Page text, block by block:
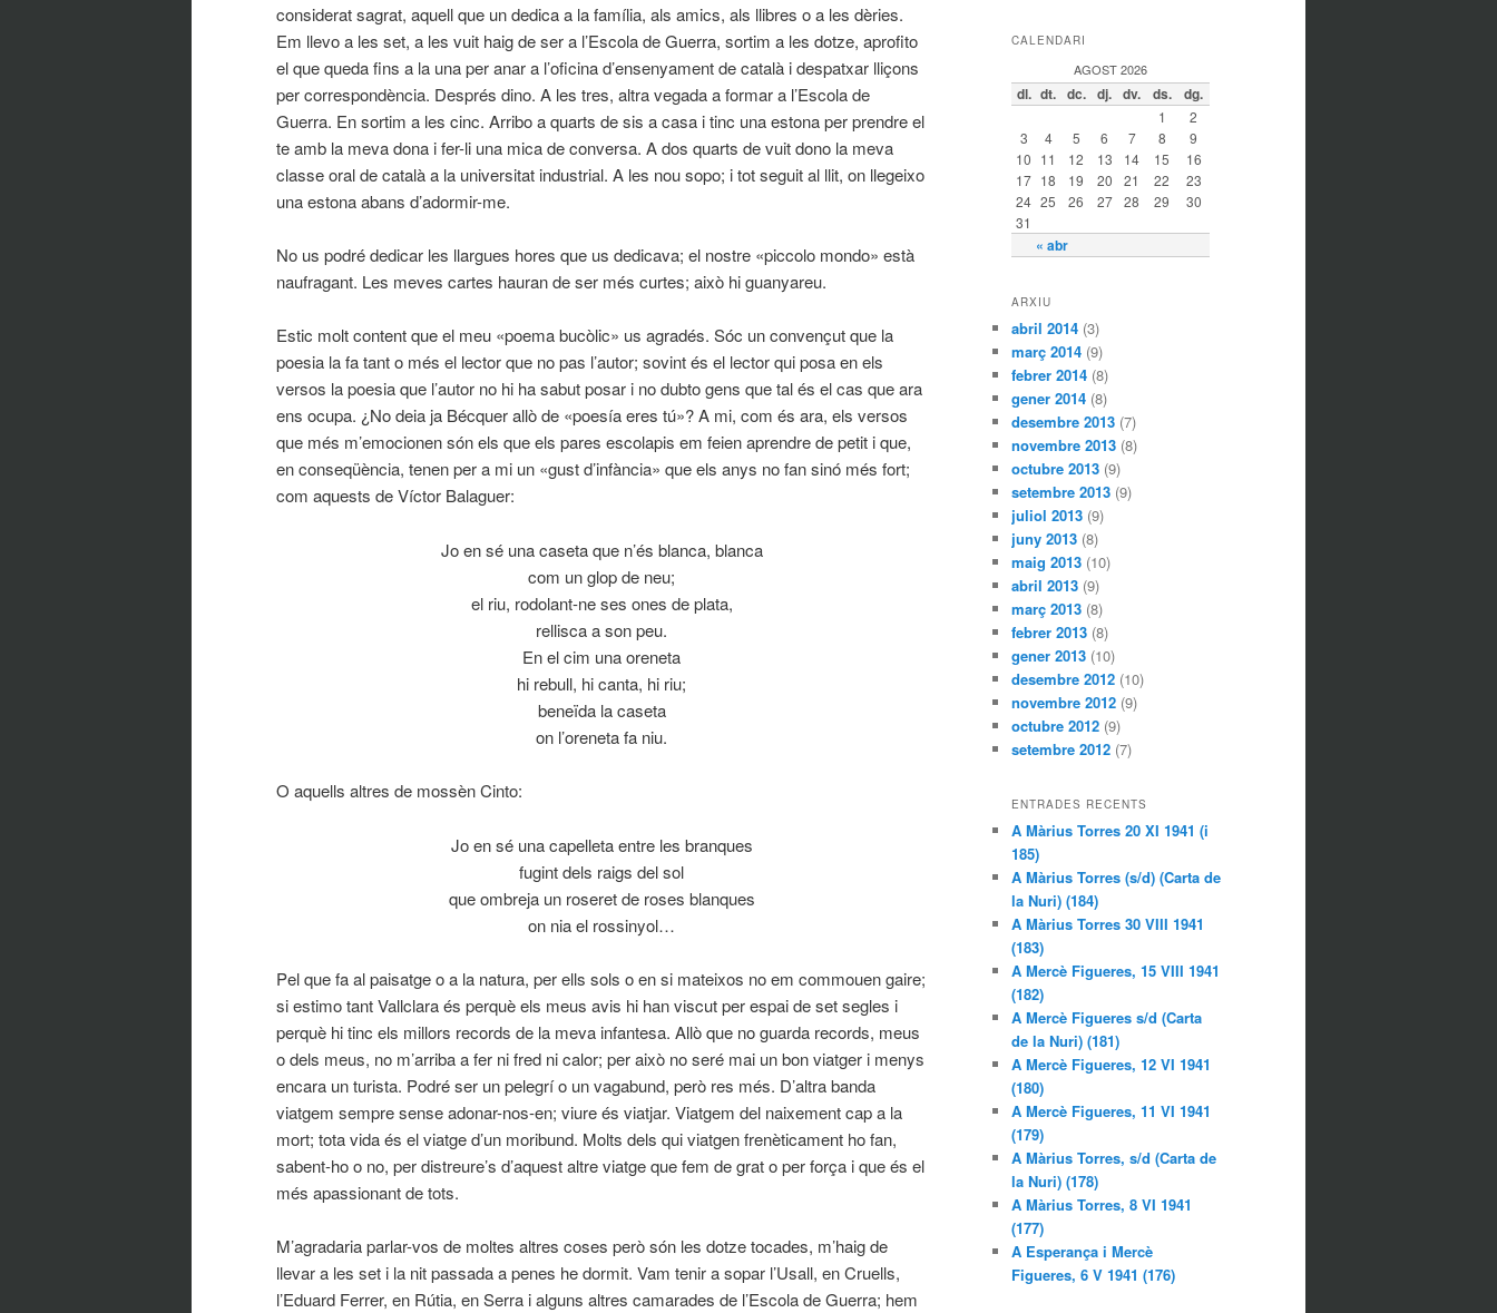
considerat sagrat, aquell que un dedica a la família, als amics, als llibres o a les dèries.
Em llevo a les set, a les vuit haig de ser a l’Escola de Guerra, sortim a les dotze, aprofito
el que queda fins a la una per anar a l’oficina d’ensenyament de català i despatxar lliçons
per correspondència. Després dino. A les tres, altra vegada a formar a l’Escola de
Guerra. En sortim a les cinc. Arribo a quarts de sis a casa i tinc una estona per prendre el
te amb la meva dona i fer-li una mica de conversa. A dos quarts de vuit dono la meva
classe oral de català a la universitat industrial. A les nou sopo; i tot seguit al llit, on llegeixo
una estona abans d’adormir-me.
No us podré dedicar les llargues hores que us dedicava; el nostre «piccolo mondo» està
naufragant. Les meves cartes hauran de ser més curtes; això hi guanyareu.
Estic molt content que el meu «poema bucòlic» us agradés. Sóc un convençut que la
poesia la fa tant o més el lector que no pas l’autor; sovint és el lector qui posa en els
versos la poesia que l’autor no hi ha sabut posar i no dubto gens que tal és el cas que ara
ens ocupa. ¿No deia ja Bécquer allò de «poesía eres tú»? A mi, com és ara, els versos
que més m’emocionen són els que els pares escolapis em feien aprendre de petit i que,
en conseqüència, tenen per a mi un «gust d’infància» que els anys no fan sinó més fort;
com aquests de Víctor Balaguer:
Jo en sé una caseta que n’és blanca, blanca
com un glop de neu;
el riu, rodolant-ne ses ones de plata,
rellisca a son peu.
En el cim una oreneta
hi rebull, hi canta, hi riu;
beneïda la caseta
on l’oreneta fa niu.
O aquells altres de mossèn Cinto:
Jo en sé una capelleta entre les branques
fugint dels raigs del sol
que ombreja un roseret de roses blanques
on nia el rossinyol…
Pel que fa al paisatge o a la natura, per ells sols o en si mateixos no em commouen gaire;
si estimo tant Vallclara és perquè els meus avis hi han viscut per espai de set segles i
perquè hi tinc els millors records de la meva infantesa. Allò que no guarda records, meus
o dels meus, no m’arriba a fer ni fred ni calor; per això no seré mai un bon viatger i menys
encara un turista. Podré ser un pelegrí o un vagabund, però res més. D’altra banda
viatgem sempre sense adonar-nos-en; viure és viatjar. Viatgem del naixement cap a la
mort; tota vida és el viatge d’un moribund. Molts dels qui viatgen frenèticament ho fan,
sabent-ho o no, per distreure’s d’aquest altre viatge que fem de grat o per força i que és el
més apassionant de tots.
M’agradaria parlar-vos de moltes altres coses però són les dotze tocades, m’haig de
llevar a les set i la nit passada a penes he dormit. Vam tenir a sopar l’Usall, en Cruells,
l’Eduard Ferrer, en Rútia, en Serra i alguns altres camarades de l’Escola de Guerra; hem
CALENDARI
AGOST 2026
dl. dt. dc. dj. dv. ds. dg.
« abr
1
2
3
4 5 6 7 8
9
10 11 12 13 14 15
16
17 18 19 20 21 22
23
24 25 26 27 28 29
30
31
ARXIU
abril 2014 (3)
març 2014 (9)
febrer 2014 (8)
gener 2014 (8)
desembre 2013 (7)
novembre 2013 (8)
octubre 2013 (9)
setembre 2013 (9)
juliol 2013 (9)
juny 2013 (8)
maig 2013 (10)
abril 2013 (9)
març 2013 (8)
febrer 2013 (8)
gener 2013 (10)
desembre 2012 (10)
novembre 2012 (9)
octubre 2012 (9)
setembre 2012 (7)
ENTRADES RECENTS
A Màrius Torres 20 XI 1941 (i
185)
A Màrius Torres (s/d) (Carta de
la Nuri) (184)
A Màrius Torres 30 VIII 1941
(183)
A Mercè Figueres, 15 VIII 1941
(182)
A Mercè Figueres s/d (Carta
de la Nuri) (181)
A Mercè Figueres, 12 VI 1941
(180)
A Mercè Figueres, 11 VI 1941
(179)
A Màrius Torres, s/d (Carta de
la Nuri) (178)
A Màrius Torres, 8 VI 1941
(177)
A Esperança i Mercè
Figueres, 6 V 1941 (176)